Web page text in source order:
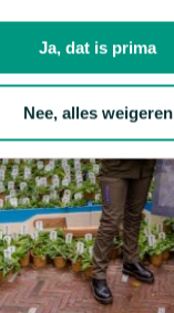
Ja, dat is prima
Nee, alles weigeren